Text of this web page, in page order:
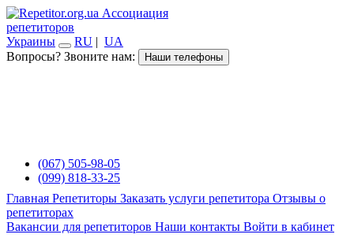
Ассоциация
репетиторов
Украины
RU | UA
Вопросы? Звоните нам:
Наши телефоны
(067) 505-98-05
(099) 818-33-25
Главная Репетиторы Заказать услуги репетитора Отзывы о
репетиторах
Вакансии для репетиторов Наши контакты Войти в кабинет